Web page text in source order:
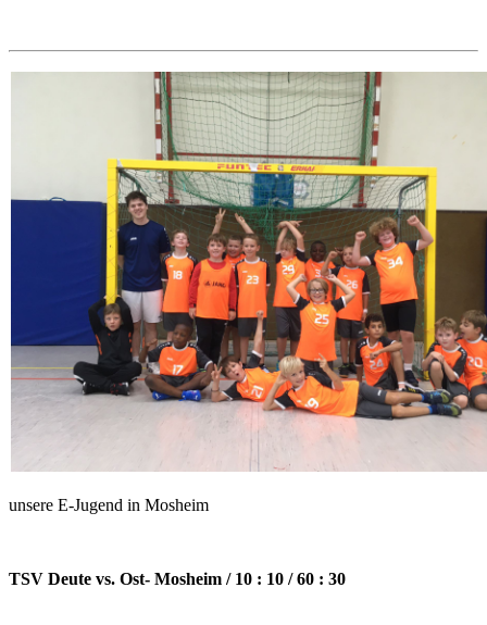
unsere E-Jugend in Mosheim
TSV Deute vs. Ost- Mosheim / 10 : 10 / 60 : 30